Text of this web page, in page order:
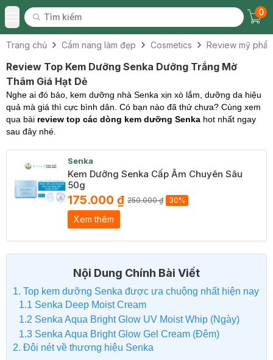
Toggle Menu
Tìm kiếm
Tìm kiếm
0
Trang chủ Cẩm nang làm đẹp Cosmetics Review mỹ
Review Top Kem Dưỡng Senka Dưỡng Trắng Mờ
Thâm Giá Hạt Dẻ
Nghe ai đó bảo, kem dưỡng nhà Senka xịn xò lắm, dưỡng da hiệu
quả mà giá thì cực bình dân. Có bạn nào đã thử chưa? Cùng xem
qua bài review top các dòng kem dưỡng Senka hot nhất ngay
sau đây nhé.
Senka
Kem Dưỡng Senka Cấp Ẩm Chuyên Sâu
50g
175.000 ₫ 250.000 ₫ 30%
Xem thêm
Nội Dung Chính Bài Viết
1. Top kem dưỡng Senka được ưa chuộng nhất hiện nay
1.1 Senka Deep Moist Cream
1.2 Senka Aqua Bright Glow UV Moist Whip (Ngày)
1.3 Senka Aqua Bright Glow Gel Cream (Đêm)
2. Đôi nét về thương hiệu Senka